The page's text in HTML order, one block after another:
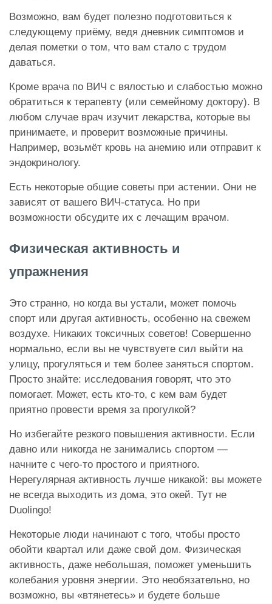
Возможно, вам будет полезно подготовиться к
следующему приёму, ведя дневник симптомов и
делая пометки о том, что вам стало с трудом
даваться.
Кроме врача по ВИЧ с вялостью и слабостью можно
обратиться к терапевту (или семейному доктору). В
любом случае врач изучит лекарства, которые вы
принимаете, и проверит возможные причины.
Например, возьмёт кровь на анемию или отправит к
эндокринологу.
Есть некоторые общие советы при астении. Они не
зависят от вашего ВИЧ-статуса. Но при
возможности обсудите их с лечащим врачом.
Физическая активность и
упражнения
Это странно, но когда вы устали, может помочь
спорт или другая активность, особенно на свежем
воздухе. Никаких токсичных советов! Совершенно
нормально, если вы не чувствуете сил выйти на
улицу, прогуляться и тем более заняться спортом.
Просто знайте: исследования говорят, что это
помогает. Может, есть кто-то, с кем вам будет
приятно провести время за прогулкой?
Но избегайте резкого повышения активности. Если
давно или никогда не занимались спортом —
начните с чего-то простого и приятного.
Нерегулярная активность лучше никакой: вы можете
не всегда выходить из дома, это окей. Тут не
Duolingo!
Некоторые люди начинают с того, чтобы просто
обойти квартал или даже свой дом. Физическая
активность, даже небольшая, поможет уменьшить
колебания уровня энергии. Это необязательно, но
возможно, вы «втянетесь» и будете больше